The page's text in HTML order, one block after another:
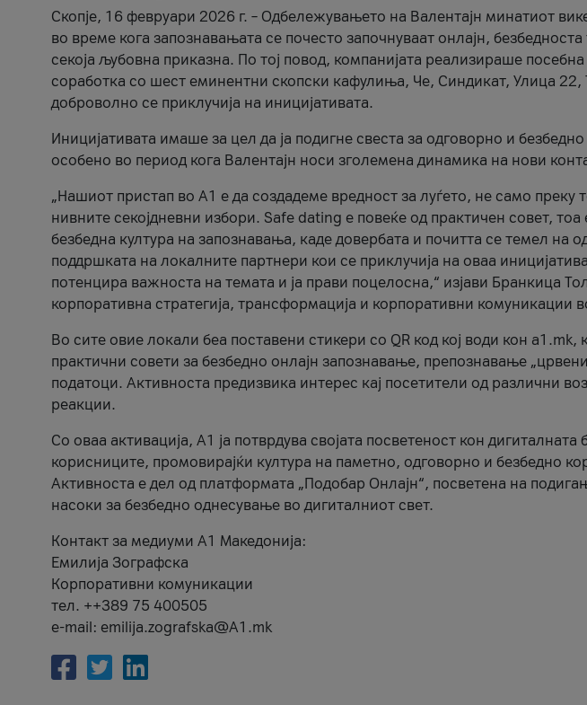
Скопје, 16 февруари 2026 г. – Одбележувањето на Валентајн минатиот
во време кога запознавањата се почесто започнуваат онлајн,
секоја љубовна приказна. По тој повод, компанијата реализираше
соработка со шест еминентни скопски кафулиња, Че, Синдикат, Улица 22,
доброволно се приклучија на иницијативата.
Иницијативата имаше за цел да ја подигне свеста за одговорно и
особено во период кога Валентајн носи зголемена динамика на нови
„Нашиот пристап во А1 е да создадеме вредност за луѓето, не само преку
нивните секојдневни избори. Safe dating е повеќе од практичен совет,
безбедна култура на запознавања, каде довербата и почитта се темел на
поддршката на локалните партнери кои се приклучија на оваа
потенцира важноста на темата и ја прави поцелосна,“ изјави Бранкица
корпоративна стратегија, трансформација и корпоративни комуникации
Во сите овие локали беа поставени стикери со QR код кој води кон a1.mk,
практични совети за безбедно онлајн запознавање, препознавање
податоци. Активноста предизвика интерес кај посетители од различни
реакции.
Со оваа активација, А1 ја потврдува својата посветеност кон дигиталната
корисниците, промовирајќи култура на паметно, одговорно и безбедно
Активноста е дел од платформата „Подобар Онлајн“, посветена на
насоки за безбедно однесување во дигиталниот свет.
Контакт за медиуми А1 Македонија:
Емилија Зографска
Корпоративни комуникации
тел. ++389 75 400505
e-mail: emilija.zografska@A1.mk